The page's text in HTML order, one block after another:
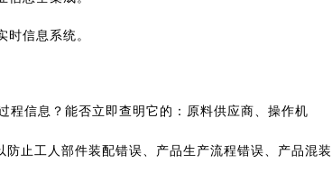
信息系统。
程信息？能否立即查明它的：原料供应商、操作机
止工人部件装配错误、产品生产流程错误、产品混装